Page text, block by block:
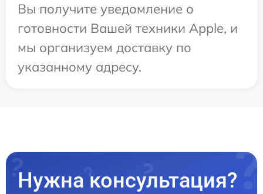
Вы получите уведомление о
готовности Вашей техники Apple, и
мы организуем доставку по
указанному адресу.
Нужна консультация?